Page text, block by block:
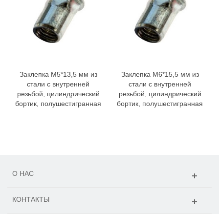
Заклепка M5*13,5 мм из
стали с внутренней
резьбой, цилиндрический
бортик, полушестигранная
Заклепка M6*15,5 мм из
стали с внутренней
резьбой, цилиндрический
бортик, полушестигранная
О НАС
КОНТАКТЫ